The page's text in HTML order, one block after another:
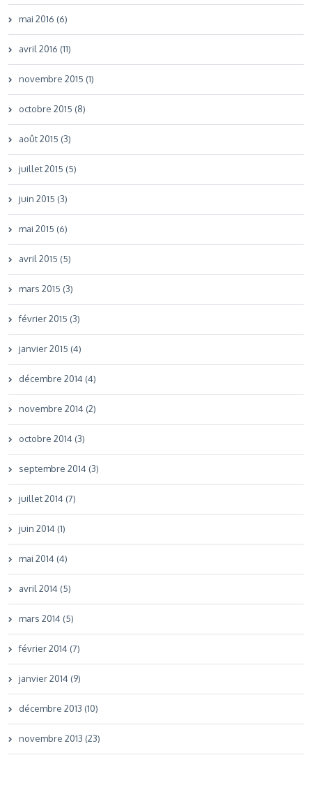
mai 2016 (6)
avril 2016 (11)
novembre 2015 (1)
octobre 2015 (8)
août 2015 (3)
juillet 2015 (5)
juin 2015 (3)
mai 2015 (6)
avril 2015 (5)
mars 2015 (3)
février 2015 (3)
janvier 2015 (4)
décembre 2014 (4)
novembre 2014 (2)
octobre 2014 (3)
septembre 2014 (3)
juillet 2014 (7)
juin 2014 (1)
mai 2014 (4)
avril 2014 (5)
mars 2014 (5)
février 2014 (7)
janvier 2014 (9)
décembre 2013 (10)
novembre 2013 (23)